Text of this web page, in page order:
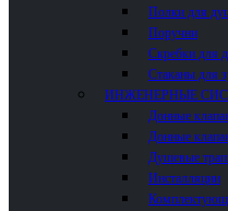
Полки для
Поручни
Скребки для
Стаканы для
ИНЖЕНЕРНЫЕ
Донные
Донные
Душевые
Инсталляции